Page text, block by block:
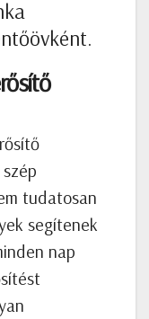
tudatosan
segítenek
nap